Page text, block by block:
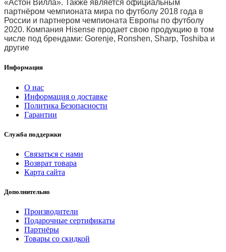
«Астон Вилла». Также является официальным
партнёром чемпионата мира по футболу 2018 года в
России и партнером чемпионата Европы по футболу
2020. Компания Hisense продает свою продукцию в том
числе под брендами: Gorenje, Ronshen, Sharp, Toshiba и
другие
Информация
О нас
Информация о доставке
Политика Безопасности
Гарантии
Служба поддержки
Связаться с нами
Возврат товара
Карта сайта
Дополнительно
Производители
Подарочные сертификаты
Партнёры
Товары со скидкой